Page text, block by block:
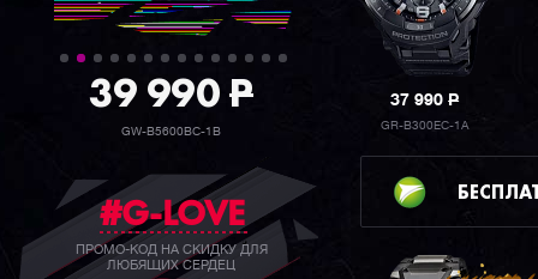
39 990P
GW-B5600BC-1B
#G-LOVE
ПРОМО-КОД НА СКИДКУ ДЛЯ
ЛЮБЯЩИХ СЕРДЕЦ
37 990P
GR-B300EC-1A